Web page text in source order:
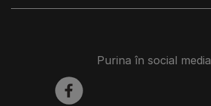
Purina în social media
facebook